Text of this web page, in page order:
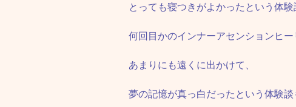
とっても寝つきがよかったという体験
何回目かのインナーアセンションヒー
あまりにも遠くに出かけて、
夢の記憶が真っ白だったという体験談